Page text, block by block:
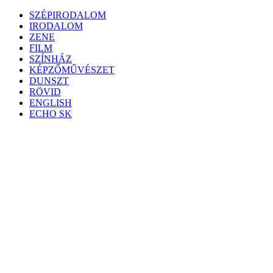
Skip
content
SZÉPIRODALOM
IRODALOM
ZENE
FILM
SZÍNHÁZ
KÉPZŐMŰVÉSZET
DUNSZT
RÖVID
ENGLISH
ECHO SK